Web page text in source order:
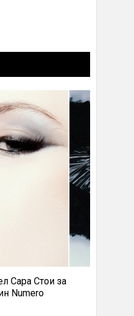
Сара Стои за
Numero